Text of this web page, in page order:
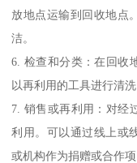
放地点运输到回收地点
洁。
6. 检查和分类：在回收
以再利用的工具进行清
7. 销售或再利用：对经
利用。可以通过线上或
或机构作为捐赠或合作项